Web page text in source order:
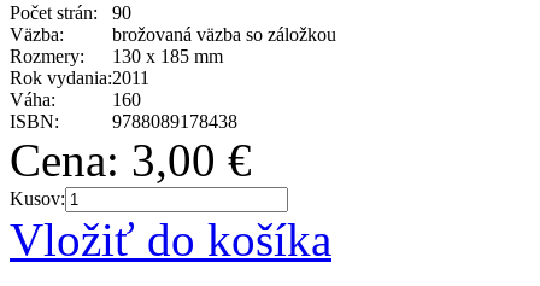
Počet strán:
90
Väzba:
brožovaná väzba so záložkou
Rozmery:
130 x 185 mm
Rok vydania:2011
Váha:
160
ISBN:
9788089178438
Cena: 3,00 €
Kusov:
Vložiť do košíka